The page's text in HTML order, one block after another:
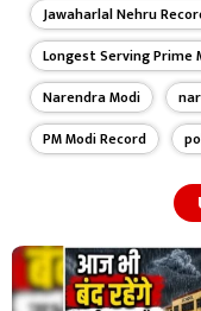
Jawaharlal Nehru
Longest Serving Prime
Narendra Modi
PM Modi Record